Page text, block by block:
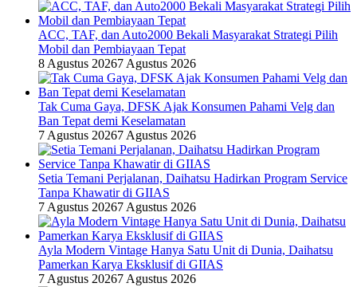
ACC, TAF, dan Auto2000 Bekali Masyarakat Strategi Pilih
Mobil dan Pembiayaan Tepat
8 Agustus 20267 Agustus 2026
Tak Cuma Gaya, DFSK Ajak Konsumen Pahami Velg dan
Ban Tepat demi Keselamatan
7 Agustus 20267 Agustus 2026
Setia Temani Perjalanan, Daihatsu Hadirkan Program Service
Tanpa Khawatir di GIIAS
7 Agustus 20267 Agustus 2026
Ayla Modern Vintage Hanya Satu Unit di Dunia, Daihatsu
Pamerkan Karya Eksklusif di GIIAS
7 Agustus 20267 Agustus 2026